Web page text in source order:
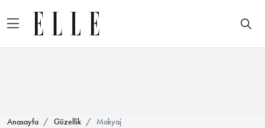
Anasayfa Güzellik Makyaj